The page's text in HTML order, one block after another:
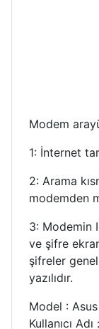
Modem
1: İnternet
2: Arama
modemden
3: Modemin
ve şifre
şifreler
yazılıdır.
Model :
Kullanıcı